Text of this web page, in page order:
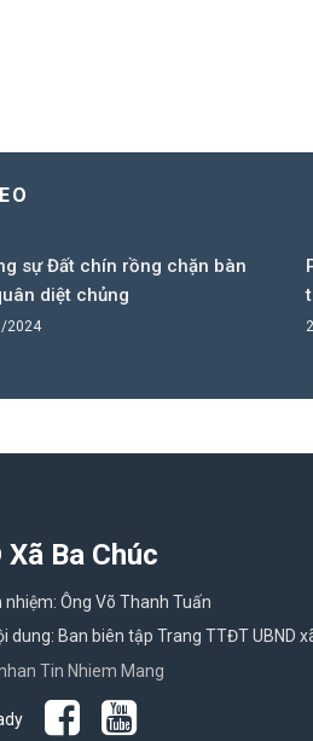
sự Đất chín rồng chặn bàn
diệt chủng
2024
Xã Ba Chúc
nhiệm: Ông Võ Thanh Tuấn
dung: Ban biên tập Trang TTĐT UBND